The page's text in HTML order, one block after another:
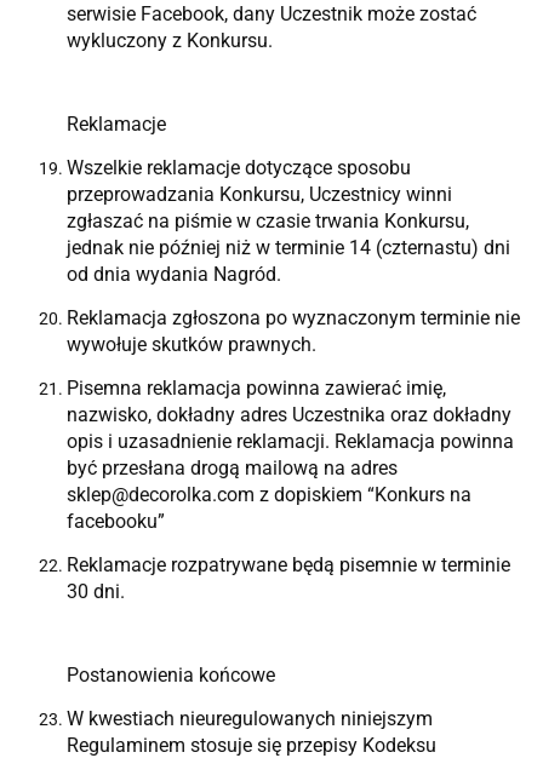
serwisie Facebook, dany Uczestnik może zostać
wykluczony z Konkursu.
Reklamacje
Wszelkie reklamacje dotyczące sposobu
przeprowadzania Konkursu, Uczestnicy winni
zgłaszać na piśmie w czasie trwania Konkursu,
jednak nie później niż w terminie 14 (czternastu) dni
od dnia wydania Nagród.
Reklamacja zgłoszona po wyznaczonym terminie nie
wywołuje skutków prawnych.
Pisemna reklamacja powinna zawierać imię,
nazwisko, dokładny adres Uczestnika oraz dokładny
opis i uzasadnienie reklamacji. Reklamacja powinna
być przesłana drogą mailową na adres
sklep@decorolka.com z dopiskiem “Konkurs na
facebooku”
Reklamacje rozpatrywane będą pisemnie w terminie
30 dni.
Postanowienia końcowe
W kwestiach nieuregulowanych niniejszym
Regulaminem stosuje się przepisy Kodeksu